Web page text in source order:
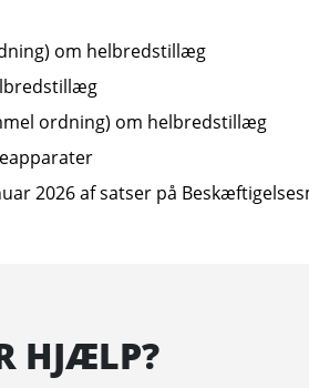
om helbredstillæg
ordning) om helbredstillæg
2026 af satser på
HJÆLP?